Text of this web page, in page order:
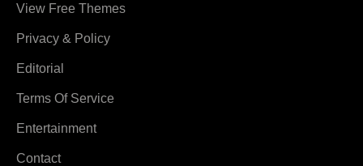
View Free Themes
Privacy & Policy
Editorial
Terms Of Service
Entertainment
Contact